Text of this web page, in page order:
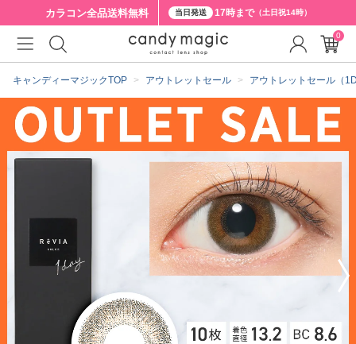
カラコン全品送料無料 当日発送 17時まで（土日祝14時）
キャンディーマジックTOP アウトレットセール アウトレットセール（
0
クーポン詳細